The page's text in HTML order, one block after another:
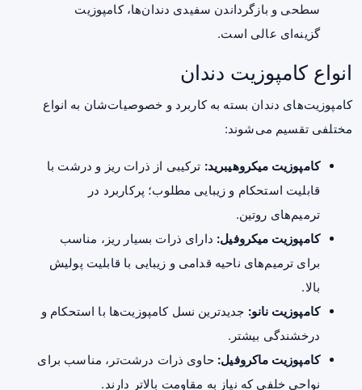
سطحی و بازگرداندن سفیدی دندان‌ها، کامپوزیت
گزینه‌ای عالی است.
انواع کامپوزیت دندان
کامپوزیت‌های دندان بسته به کاربرد و خصوصیات‌شان به انواع
مختلفی تقسیم می‌شوند:
کامپوزیت میکروهیبرید: ترکیبی از ذرات ریز و درشت با
قابلیت استحکام و زیبایی مطلوب؛ پرکاربرد در
ترمیم‌های روتین.
کامپوزیت میکروفیل: دارای ذرات بسیار ریز، مناسب
برای ترمیم‌های ناحیه قدامی و زیبایی با قابلیت پولیش
بالا.
کامپوزیت نانو: جدیدترین نسل کامپوزیت‌ها با استحکام و
درخشندگی بیشتر.
کامپوزیت ماکروفیل: حاوی ذرات درشت‌تر، مناسب برای
نواحی خلفی که نیاز به مقاومت بالاتر دارند.